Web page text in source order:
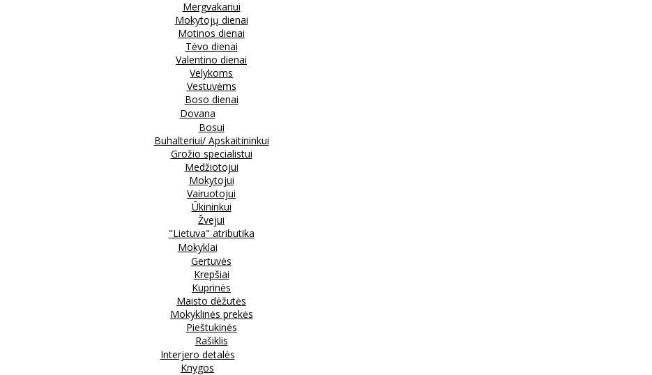
Mergvakariui
Mokytojų dienai
Motinos dienai
Tėvo dienai
Valentino dienai
Velykoms
Vestuvėms
Boso dienai
Dovana
Bosui
Buhalteriui/ Apskaitininkui
Grožio specialistui
Medžiotojui
Mokytojui
Vairuotojui
Ūkininkui
Žvejui
"Lietuva" atributika
Mokyklai
Gertuvės
Krepšiai
Kuprinės
Maisto dėžutės
Mokyklinės prekės
Pieštukinės
Rašiklis
Interjero detalės
Knygos